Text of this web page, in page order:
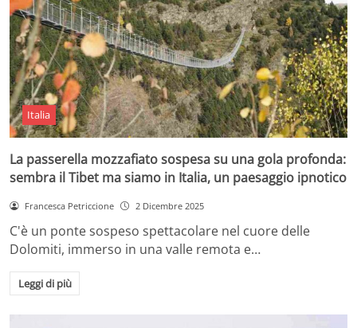
Italia
La passerella mozzafiato sospesa su una gola profonda:
sembra il Tibet ma siamo in Italia, un paesaggio ipnotico
Francesca Petriccione 2 Dicembre 2025
C'è un ponte sospeso spettacolare nel cuore delle
Dolomiti, immerso in una valle remota e…
Leggi di più